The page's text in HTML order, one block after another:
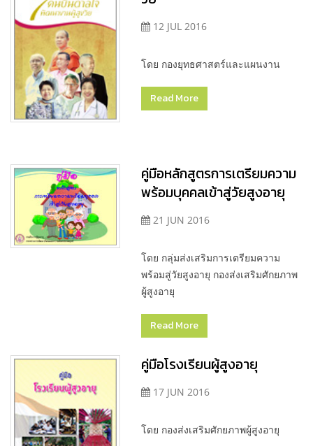
12 JUL 2016
โดย กองยุทธศาสตร์และแผนงาน
Read More
คู่มือหลักสูตรการเตรียมความ
พร้อมบุคคลเข้าสู่วัยสูงอายุ
21 JUN 2016
โดย กลุ่มส่งเสริมการเตรียมความ
พร้อมสู่วัยสูงอายุ กองส่งเสริมศักยภาพ
ผู้สูงอายุ
Read More
คู่มือโรงเรียนผู้สูงอายุ
17 JUN 2016
โดย กองส่งเสริมศักยภาพผู้สูงอายุ